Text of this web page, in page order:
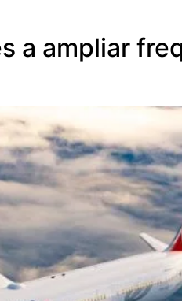
a ampliar